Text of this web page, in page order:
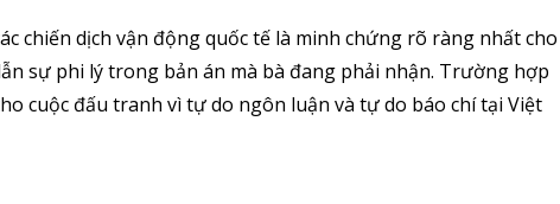
chiến dịch vận động quốc tế là minh chứng rõ ràng nhất cho
sự phi lý trong bản án mà bà đang phải nhận. Trường hợp
cuộc đấu tranh vì tự do ngôn luận và tự do báo chí tại Việt